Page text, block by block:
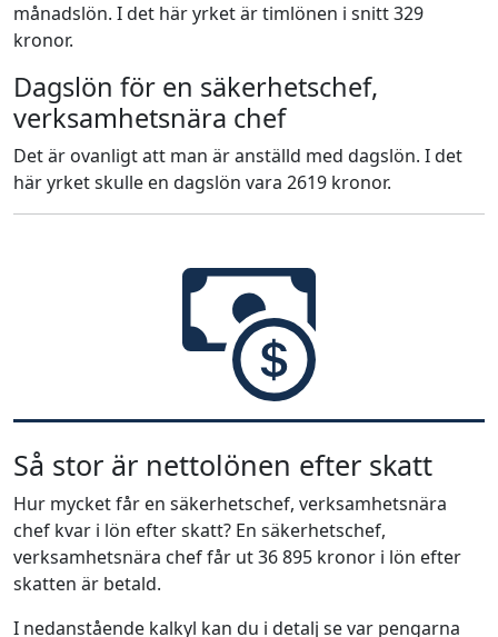
månadslön. I det här yrket är timlönen i snitt 329
kronor.
Dagslön för en säkerhetschef,
verksamhetsnära chef
Det är ovanligt att man är anställd med dagslön. I det
här yrket skulle en dagslön vara 2619 kronor.
Så stor är nettolönen efter skatt
Hur mycket får en säkerhetschef, verksamhetsnära
chef kvar i lön efter skatt? En säkerhetschef,
verksamhetsnära chef får ut 36 895 kronor i lön efter
skatten är betald.
I nedanstående kalkyl kan du i detalj se var pengarna